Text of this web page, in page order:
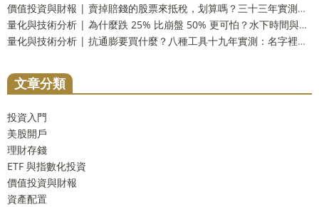
價值投資與財報 | 賣掉賠錢的股票來抵稅，划算嗎？三十三年實測：財富只多 2.9%，而台灣人這一步用不上
量化與技術分析 | 為什麼跌 25% 比崩盤 50% 更可怕？水下時間與潰瘍指數，風險的另一個量法
量化與技術分析 | 抗通膨要買什麼？八種工具十九年實測：名字裡有抗通膨的那一個，反而測不出反應
文章分類
投資入門
美股開戶
理財存錢
ETF 與指數化投資
價值投資與財報
資產配置